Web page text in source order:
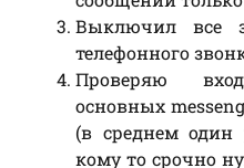
Выключил все
телефонного
Проверяю
основных
(в среднем
кому то срочно